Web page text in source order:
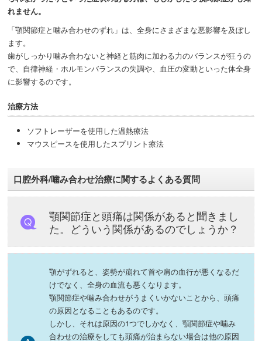
れません。
「顎関節症と噛み合わせのずれ」は、全身にさまざまな悪影響を及ぼし
ます。
歯がしっかり噛み合わないと神経と筋肉に加わる力のバランスが狂うの
で、自律神経・ホルモンバランスの失調や、血圧の変動といった体全身
に影響するのです。
治療方法
ソフトレーザーを使用した温熱療法
マウスピースを使用したスプリント療法
口腔外科/噛み合わせ治療に関するよくある質問
顎関節症と頭痛は関係があると聞きまし
た。どういう関係があるのでしょうか？
顎がずれると、姿勢が崩れて首や肩の血行が悪くなるだ
けでなく、全身の血流も悪くなります。
顎関節症や噛み合わせがうまくいかないことから、頭痛
の原因となることもあるのです。
しかし、それは原因の1つでしかなく、顎関節症や噛み
合わせの治療をしても頭痛が治まらない場合は他の原因